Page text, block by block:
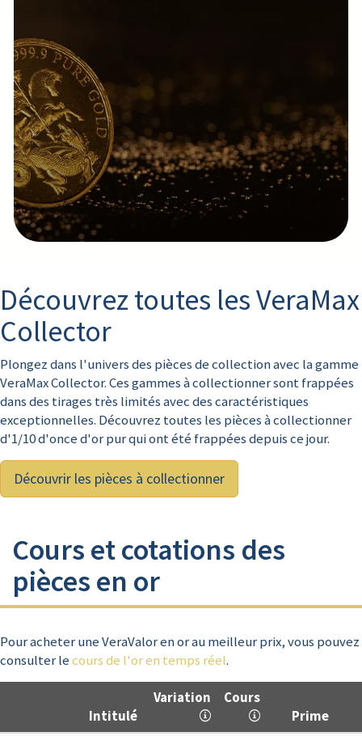
Valor.
Disponible en
1/4, 1/10e
et 1/20e d’once
Découvrir
Découvrez toutes les VeraMax
Collector
Plongez dans l'univers des pièces de collection avec la gamme
VeraMax Collector. Ces gammes à collectionner sont frappées
dans des tirages très limités avec des caractéristiques
exceptionnelles. Découvrez toutes les pièces à collectionner
d'1/10 d'once d'or pur qui ont été frappées depuis ce jour.
Découvrir les pièces à collectionner
Cours et cotations des
pièces en or
Pour acheter une VeraValor en or au meilleur prix, vous pouvez
consulter lecours de l'or en temps réel.
Intitulé
Variation
Cours
Prime